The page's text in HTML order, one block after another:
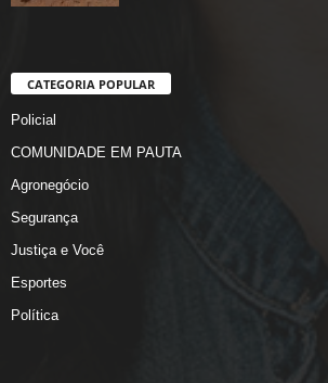
CATEGORIA POPULAR
Policial
COMUNIDADE EM PAUTA
Agronegócio
Segurança
Justiça e Você
Esportes
Política